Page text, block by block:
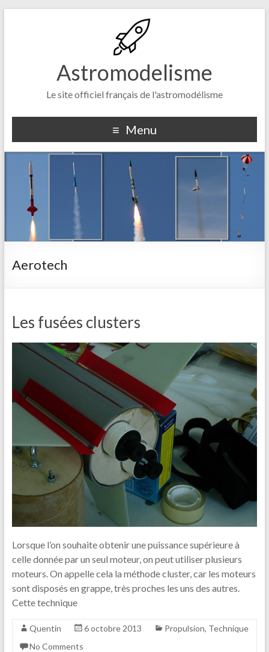
Astromodelisme
Le site officiel français de l'astromodélisme
Menu
Aerotech
Les fusées clusters
Lorsque l’on souhaite obtenir une puissance supérieure à
celle donnée par un seul moteur, on peut utiliser plusieurs
moteurs. On appelle cela la méthode cluster, car les moteurs
sont disposés en grappe, très proches les uns des autres.
Cette technique
Quentin 6 octobre 2013 Propulsion, Technique
No Comments